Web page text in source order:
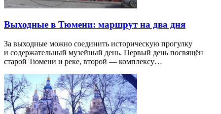
Выходные в Тюмени: маршрут на два дня
За выходные можно соединить историческую прогулку
и содержательный музейный день. Первый день посвящён
старой Тюмени и реке, второй — комплексу…